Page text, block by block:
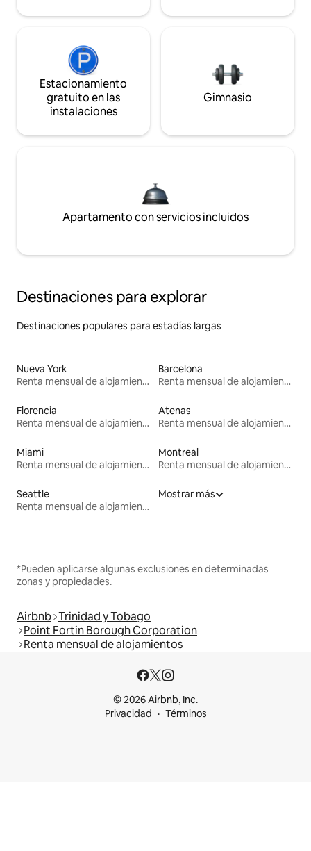
Estacionamiento
gratuito en las
instalaciones
Gimnasio
Apartamento con servicios incluidos
Destinaciones para explorar
Destinaciones populares para estadías largas
Nueva York
Renta mensual de alojamientos
Barcelona
Renta mensual de alojamientos
Florencia
Renta mensual de alojamientos
Atenas
Renta mensual de alojamientos
Miami
Renta mensual de alojamientos
Montreal
Renta mensual de alojamientos
Seattle
Renta mensual de alojamientos
Mostrar más
*Pueden aplicarse algunas exclusiones en determinadas
zonas y propiedades.
Airbnb Trinidad y Tobago
Point Fortin Borough Corporation
Renta mensual de alojamientos
© 2026 Airbnb, Inc.
Privacidad
Términos